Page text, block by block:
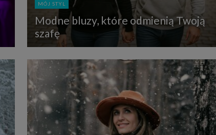
MÓJ STYL
Modne bluzy, które odmienią Twoją
szafę